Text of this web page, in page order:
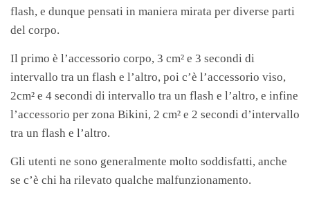
flash, e dunque pensati in maniera mirata per diverse parti
del corpo.
Il primo è l’accessorio corpo, 3 cm² e 3 secondi di
intervallo tra un flash e l’altro, poi c’è l’accessorio viso,
2cm² e 4 secondi di intervallo tra un flash e l’altro, e infine
l’accessorio per zona Bikini, 2 cm² e 2 secondi d’intervallo
tra un flash e l’altro.
Gli utenti ne sono generalmente molto soddisfatti, anche
se c’è chi ha rilevato qualche malfunzionamento.